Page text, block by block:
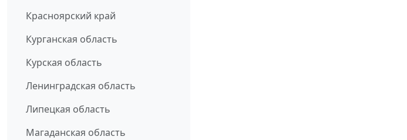
Красноярский край
Курганская область
Курская область
Ленинградская область
Липецкая область
Магаданская область